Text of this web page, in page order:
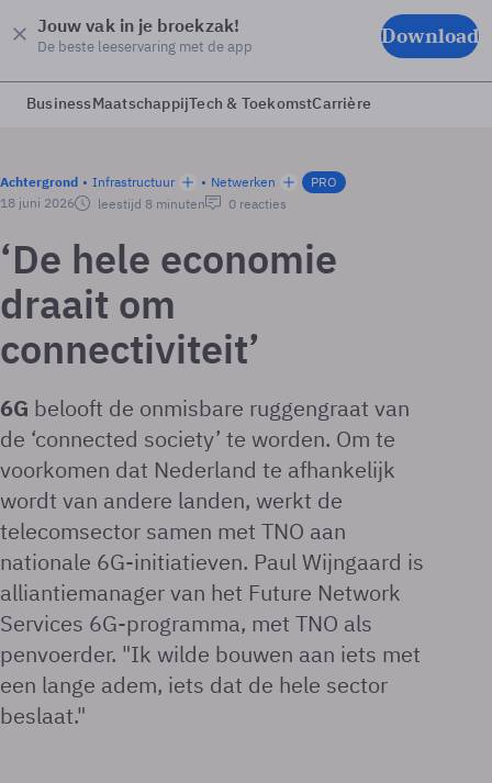
Jouw vak in je broekzak!
De beste leeservaring met de app Download
BusinessMaatschappijTech & ToekomstCarrière
Achtergrond Infrastructuur Netwerken
PRO
18 juni 2026
leestijd 8 minuten 0 reacties
‘De hele economie
draait om
connectiviteit’
6G belooft de onmisbare ruggengraat van
de ‘connected society’ te worden. Om te
voorkomen dat Nederland te afhankelijk
wordt van andere landen, werkt de
telecomsector samen met TNO aan
nationale 6G-initiatieven. Paul Wijngaard is
alliantiemanager van het Future Network
Services 6G-programma, met TNO als
penvoerder. "Ik wilde bouwen aan iets met
een lange adem, iets dat de hele sector
beslaat."